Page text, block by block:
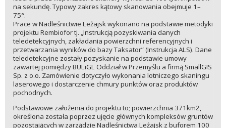
na sekundę. Typowy zakres kątowy skanowania obejmuje 1–
75°.
Prace w Nadleśnictwie Leżajsk wykonano na podstawie metodyki
projektu Rembiofor tj. „Instrukcją pozyskiwania danych
teledetekcyjnych, zakładania powierzchni referencyjnych i
przetwarzania wyników do bazy Taksator” (Instrukcja ALS). Dane
teledetekcyjne zostały pozyskanie na podstawie umowy
zawartej pomiędzy BULiGL Oddział w Przemyślu a firmą SmallGIS
Sp. z o.o. Zamówienie dotyczyło wykonania lotniczego skaningu
laserowego i dostarczenie chmury punktów oraz produktów
pochodnych.
Podstawowe założenia do projektu to; powierzchnia 371km2,
określona została poprzez ujęcie głównych kompleksów gruntów
pozostających w zarządzie Nadleśnictwa Leżajsk z buforem 100